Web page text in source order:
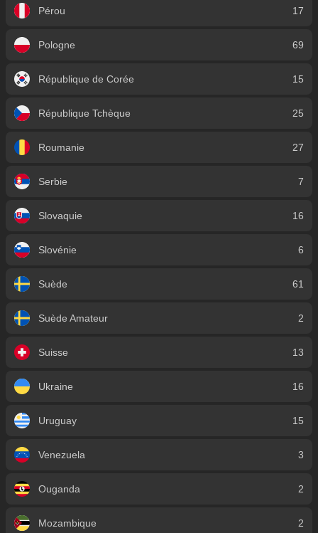
Pérou 17
Pologne 69
République de Corée 15
République Tchèque 25
Roumanie 27
Serbie 7
Slovaquie 16
Slovénie 6
Suède 61
Suède Amateur 2
Suisse 13
Ukraine 16
Uruguay 15
Venezuela 3
Ouganda 2
Mozambique 2